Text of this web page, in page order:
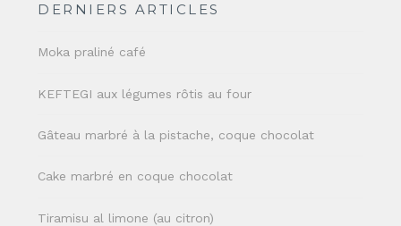
DERNIERS ARTICLES
Moka praliné café
KEFTEGI aux légumes rôtis au four
Gâteau marbré à la pistache, coque chocolat
Cake marbré en coque chocolat
Tiramisu al limone (au citron)